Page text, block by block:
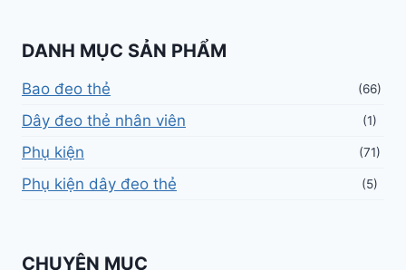
DANH MỤC SẢN PHẨM
Bao đeo thẻ (66)
Dây đeo thẻ nhân viên (1)
Phụ kiện (71)
Phụ kiện dây đeo thẻ (5)
CHUYÊN MỤC